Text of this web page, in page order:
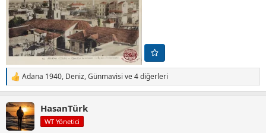
T
e
k
i
l
Adana 1940, Deniz,Günmavisi ve 4 diğerleri
HasanTürk
WT Yönetici